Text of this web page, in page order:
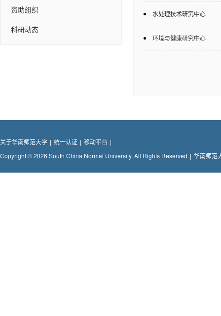
资助组织
科研动态
水处理技术研究中心
环境与健康研究中心
关于华南师范大学 | 统一认证 | 移动平台 |
Copyright © 2026 South China Normal University. All Rights Reserved | 华南师范